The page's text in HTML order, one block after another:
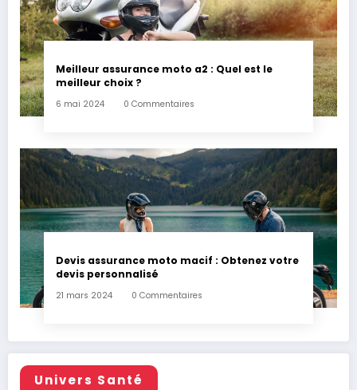
Meilleur assurance moto a2 : Quel est le
meilleur choix ?
6 mai 2024 0 Commentaires
Devis assurance moto macif : Obtenez votre
devis personnalisé
21 mars 2024 0 Commentaires
Univers Santé